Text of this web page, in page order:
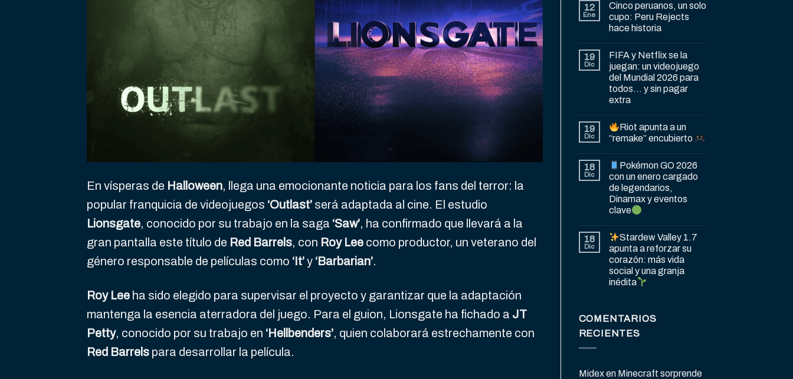
En vísperas de Halloween, llega una emocionante noticia para los fans del terror: la
popular franquicia de videojuegos ‘Outlast’ será adaptada al cine. El estudio
Lionsgate, conocido por su trabajo en la saga ‘Saw’, ha confirmado que llevará a la
gran pantalla este título de Red Barrels, con Roy Lee como productor, un veterano del
género responsable de películas como ‘It’y ‘Barbarian’.
Roy Lee ha sido elegido para supervisar el proyecto y garantizar que la adaptación
mantenga la esencia aterradora del juego. Para el guion, Lionsgate ha fichado a JT
Petty, conocido por su trabajo en ‘Hellbenders’, quien colaborará estrechamente con
Red Barrels para desarrollar la película.
12
Ene
Cinco peruanos, un solo
cupo: Peru Rejects
hace historia
19
Dic
FIFA y Netflix se la
juegan: un videojuego
del Mundial 2026 para
todos… y sin pagar
extra
19
Dic
Riot apunta a un
“remake” encubierto
18
Dic
Pokémon GO 2026
con un enero cargado
de legendarios,
Dinamax y eventos
clave
18
Dic
Stardew Valley 1.7
apunta a reforzar su
corazón: más vida
social y una granja
inédita
COMENTARIOS
RECIENTES
Midexen Minecraft sorprende